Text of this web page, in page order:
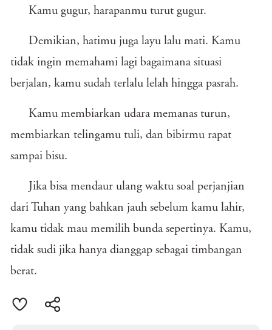
Kamu gugur, harapanmu turut gugur.
Demikian, hatimu juga layu lalu mati. Kamu
tidak ingin memahami lagi bagaimana situasi
berjalan, kamu sudah terlalu lelah hingga pasrah.
Kamu membiarkan udara memanas turun,
membiarkan telingamu tuli, dan bibirmu rapat
sampai bisu.
Jika bisa mendaur ulang waktu soal perjanjian
dari Tuhan yang bahkan jauh sebelum kamu lahir,
kamu tidak mau memilih bunda sepertinya. Kamu,
tidak sudi jika hanya dianggap sebagai timbangan
berat.